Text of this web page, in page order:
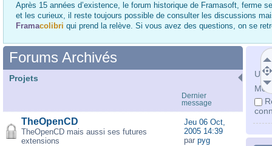
Après 15 années d’existence, le forum historique de Framasoft, ferme
et les curieux, il reste toujours possible de consulter les discussions
Framacolibri qui prend la relève. Si vous avez des questions, on se
Mot
Forums Archivés
Projets
Dernier
message
TheOpenCD
TheOpenCD mais aussi ses futures
extensions
Jeu 06 Oct,
2005 14:39
par pyg